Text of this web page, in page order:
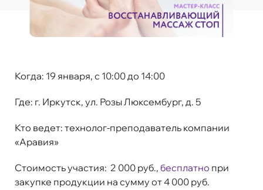
Когда: 19 января, c 10:00 до 14:00
Где: г. Иркутск, ул. Розы Люксембург, д. 5
Кто ведет: технолог-преподаватель компании
«Аравия»
Стоимость участия: 2 000 руб., бесплатно при
закупке продукции на сумму от 4 000 руб.